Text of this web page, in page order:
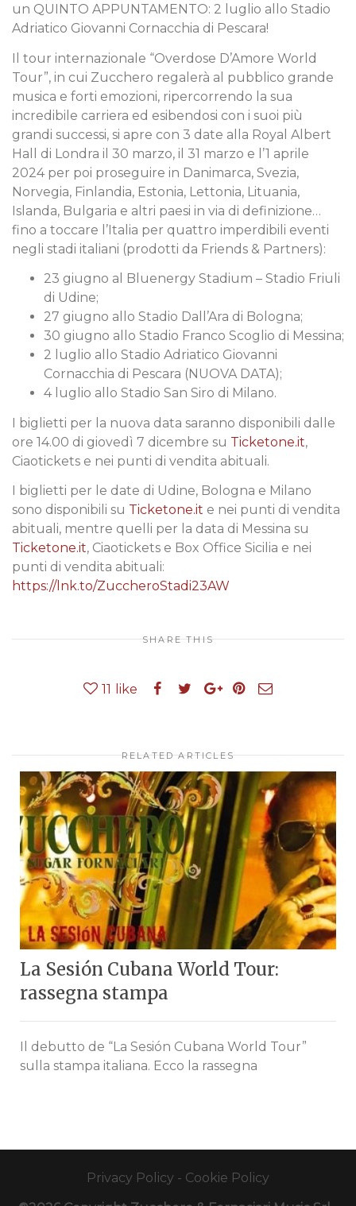
un QUINTO APPUNTAMENTO: 2 luglio allo Stadio
Adriatico Giovanni Cornacchia di Pescara!
Il tour internazionale “Overdose D’Amore World
Tour”, in cui Zucchero regalerà al pubblico grande
musica e forti emozioni, ripercorrendo la sua
incredibile carriera ed esibendosi con i suoi più
grandi successi, si apre con 3 date alla Royal Albert
Hall di Londra il 30 marzo, il 31 marzo e l’1 aprile
2024 per poi proseguire in Danimarca, Svezia,
Norvegia, Finlandia, Estonia, Lettonia, Lituania,
Islanda, Bulgaria e altri paesi in via di definizione…
fino a toccare l’Italia per quattro imperdibili eventi
negli stadi italiani (prodotti da Friends & Partners):
23 giugno al Bluenergy Stadium – Stadio Friuli
di Udine;
27 giugno allo Stadio Dall’Ara di Bologna;
30 giugno allo Stadio Franco Scoglio di Messina;
2 luglio allo Stadio Adriatico Giovanni
Cornacchia di Pescara (NUOVA DATA);
4 luglio allo Stadio San Siro di Milano.
I biglietti per la nuova data saranno disponibili dalle
ore 14.00 di giovedì 7 dicembre su Ticketone.it,
Ciaotickets e nei punti di vendita abituali.
I biglietti per le date di Udine, Bologna e Milano
sono disponibili su Ticketone.it e nei punti di vendita
abituali, mentre quelli per la data di Messina su
Ticketone.it, Ciaotickets e Box Office Sicilia e nei
punti di vendita abituali:
https://lnk.to/ZuccheroStadi23AW
SHARE THIS
11 like
RELATED ARTICLES
La Sesión Cubana World Tour:
rassegna stampa
Il debutto de “La Sesión Cubana World Tour”
sulla stampa italiana. Ecco la rassegna
Privacy Policy - Cookie Policy